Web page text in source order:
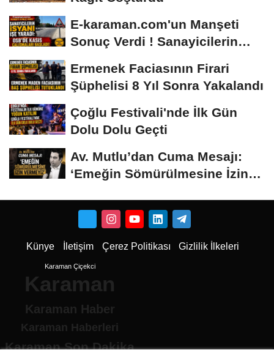
E-karaman.com'un Manşeti
Sonuç Verdi ! Sanayicilerin
Ermenek Faciasının Firari
Şüphelisi 8 Yıl Sonra Yakalandı
Çoğlu Festivali'nde İlk Gün
Dolu Dolu Geçti
Av. Mutlu’dan Cuma Mesajı:
‘Emeğin Sömürülmesine İzin
Künye İletişim Çerez Politikası Gizlilik İlkeleri
Karaman Çiçekci
Karaman
Karaman Haber
Karaman Haberleri
Karaman Son Dakika